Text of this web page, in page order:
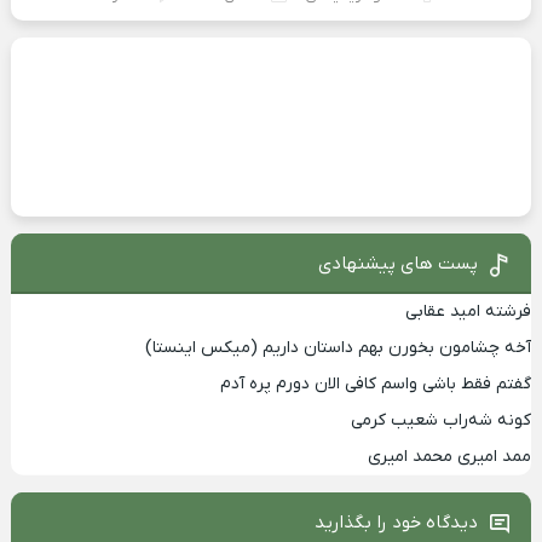
پست های پیشنهادی
فرشته امید عقابی
آخه چشامون بخورن بهم داستان داریم (میکس اینستا)
گفتم فقط باشی واسم کافی الان دورم پره آدم
کونه شه‌راب شعیب کرمی
ممد امیری محمد امیری
دیدگاه خود را بگذارید